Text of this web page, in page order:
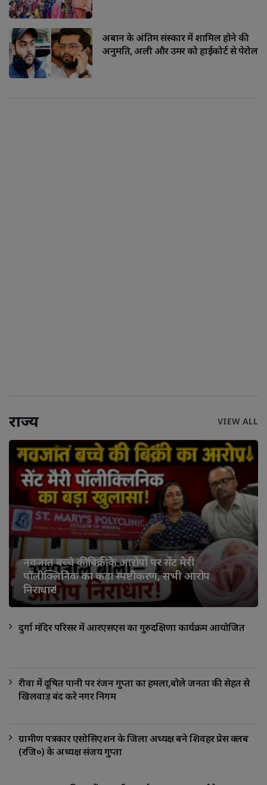
अबान के अंतिम संस्कार में शामिल होने की
अनुमति, अली और उमर को हाईकोर्ट से पेरोल
राज्य VIEW ALL
नवजात बच्चे की बिक्री के आरोपों पर सेंट मैरी
पॉलीक्लिनिक का कड़ा स्पष्टीकरण, सभी आरोप
निराधार!
दुर्गा मंदिर परिसर में आरएसएस का गुरुदक्षिणा कार्यक्रम आयोजित
रीवा में दूषित पानी पर रंजन गुप्ता का हमला,बोले जनता की सेहत से
खिलवाड़ बंद करे नगर निगम
ग्रामीण पत्रकार एसोसिएशन के जिला अध्यक्ष बने शिवहर प्रेस क्लब
(रजि०) के अध्यक्ष संजय गुप्ता